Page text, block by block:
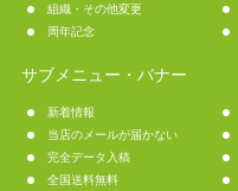
組織・その他変更
周年記念
サブメニュー・バナー
新着情報
当店のメールが届かない
完全データ入稿
全国送料無料